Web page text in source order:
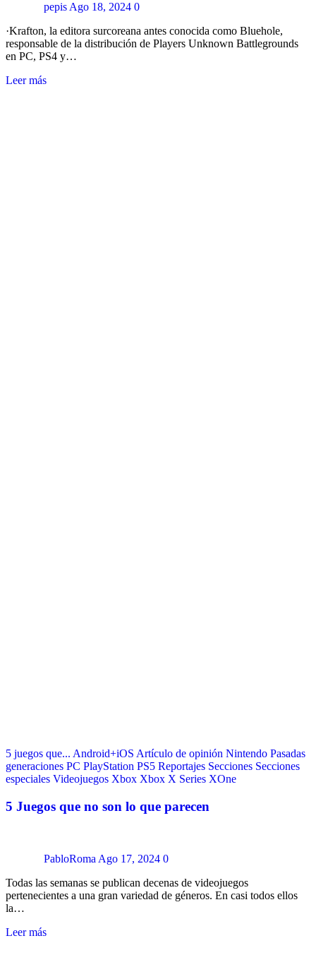
pepis Ago 18, 2024 0
·Krafton, la editora surcoreana antes conocida como Bluehole,
responsable de la distribución de Players Unknown Battlegrounds
en PC, PS4 y…
Leer más
5 juegos que... Android+iOS Artículo de opinión Nintendo Pasadas
generaciones PC PlayStation PS5 Reportajes Secciones Secciones
especiales Videojuegos Xbox Xbox X Series XOne
5 Juegos que no son lo que parecen
PabloRomaAgo 17, 2024 0
Todas las semanas se publican decenas de videojuegos
pertenecientes a una gran variedad de géneros. En casi todos ellos
la…
Leer más